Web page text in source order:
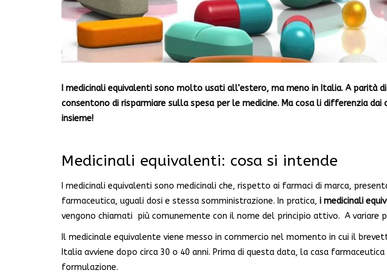
I medicinali equivalenti sono molto usati all’estero, ma meno in Italia. A parità
consentono di risparmiare sulla spesa per le medicine. Ma cosa li differenzia
insieme!
Medicinali equivalenti: cosa si intende
I medicinali equivalenti sono medicinali che, rispetto ai farmaci di marca,
farmaceutica, uguali dosi e stessa somministrazione. In pratica, i medicinali
vengono chiamati più comunemente con il nome del principio attivo. A variare
Il medicinale equivalente viene messo in commercio nel momento in cui il
Italia avviene dopo circa 30 o 40 anni. Prima di questa data, la casa
formulazione.